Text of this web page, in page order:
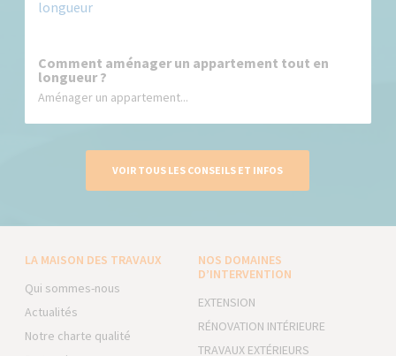
Comment aménager un appartement tout en
longueur ?
Aménager un appartement...
VOIR TOUS LES CONSEILS ET INFOS
LA MAISON DES TRAVAUX
Qui sommes-nous
Actualités
Notre charte qualité
NOS DOMAINES
D’INTERVENTION
EXTENSION
RÉNOVATION INTÉRIEURE
TRAVAUX EXTÉRIEURS